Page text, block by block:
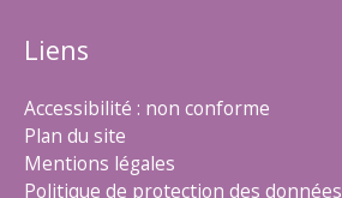
Liens
Accessibilité : non conforme
Plan du site
Mentions légales
Politique de protection des données